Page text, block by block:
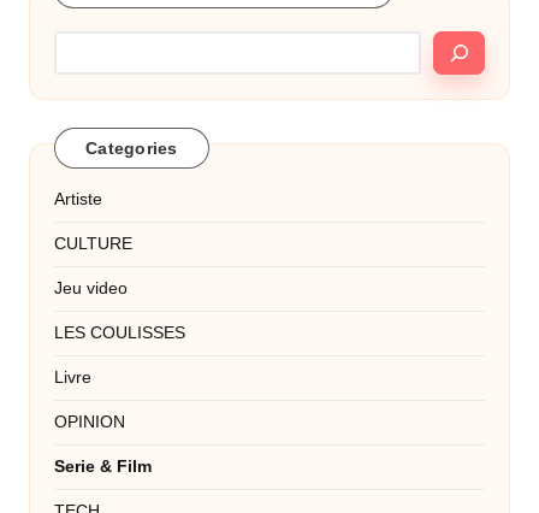
Categories
Artiste
CULTURE
Jeu video
LES COULISSES
Livre
OPINION
Serie & Film